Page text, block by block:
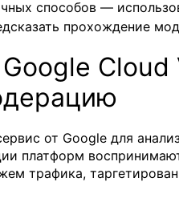
способов —
прохождение
от Google для
платформ
трафика,